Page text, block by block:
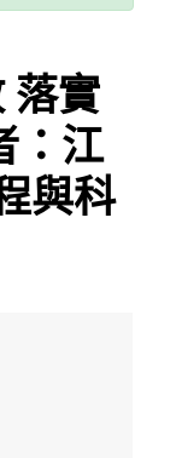
落實
：江
與科